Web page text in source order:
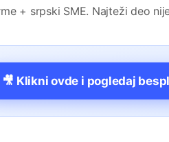
+ srpski SME. Najteži deo
🎥 Klikni ovde i pogledaj